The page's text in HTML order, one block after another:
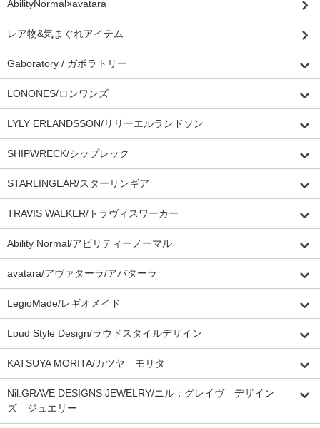
AbilityNormal×avatara
レア物&気まぐれアイテム
Gaboratory / ガボラトリー
LONONES/ロンワンズ
LYLY ERLANDSSON/リリーエルランドソン
SHIPWRECK/シップレック
STARLINGEAR/スターリンギア
TRAVIS WALKER/トラヴィスワーカー
Ability Normal/アビリティーノーマル
avatara/アヴァターラ/アバターラ
LegioMade/レギオメイド
Loud Style Design/ラウドスタイルデザイン
KATSUYA MORITA/カツヤ モリタ
Nil:GRAVE DESIGNS JEWELRY/ニル：グレイヴ デザイン
ズ ジュエリー